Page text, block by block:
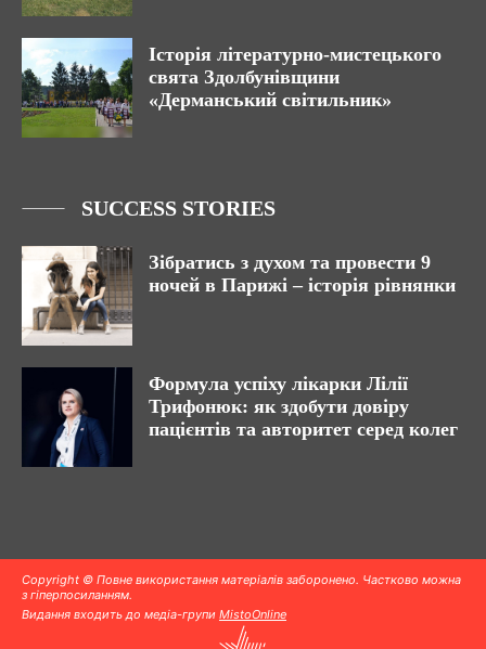
Історія літературно-мистецького
свята Здолбунівщини
«Дерманський світильник»
SUCCESS STORIES
Зібратись з духом та провести 9
ночей в Парижі – історія рівнянки
Формула успіху лікарки Лілії
Трифонюк: як здобути довіру
пацієнтів та авторитет серед колег
Copyright © Повне використання матеріалів заборонено. Частково можна
з гіперпосиланням.
Видання входить до медіа-групи MistoOnline